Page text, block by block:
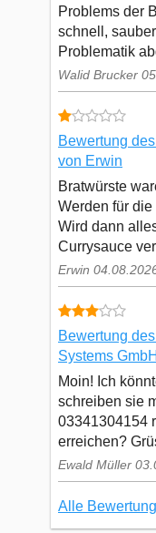
Problems der
schnell,
Problematik
Walid Brucker
Bewertung
von Erwin
Bratwürste
Werden für
Wird dann
Currysauce
Erwin
Bewertung
Systems
Moin! Ich
schreiben sie
03341304154
erreichen?
Ewald Müller
Alle